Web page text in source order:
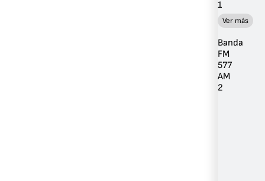
1
Ver más
Banda
FM
577
AM
2